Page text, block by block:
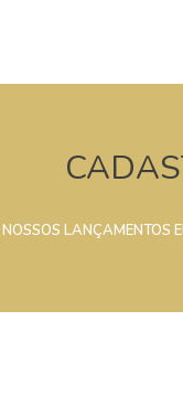
LANÇAMENTOS